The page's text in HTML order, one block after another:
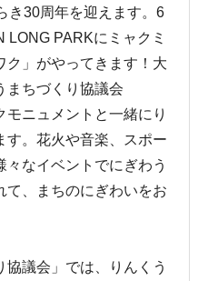
き30周年を迎えます。6
LONG PARKにミャクミ
ク」がやってきます！大
まちづくり協議会
ニュメントと一緒にり
す。花火や音楽、スポー
なイベントでにぎわう
て、まちのにぎわいをお
議会」では、りんくう